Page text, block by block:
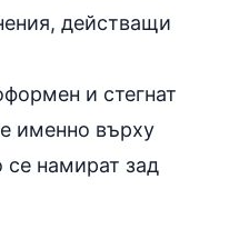
, действащи
и стегнат
именно върху
се намират зад